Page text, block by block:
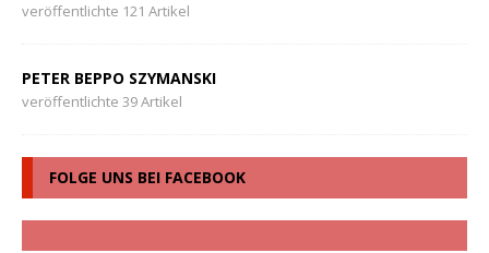
veröffentlichte 121 Artikel
PETER BEPPO SZYMANSKI
veröffentlichte 39 Artikel
FOLGE UNS BEI FACEBOOK